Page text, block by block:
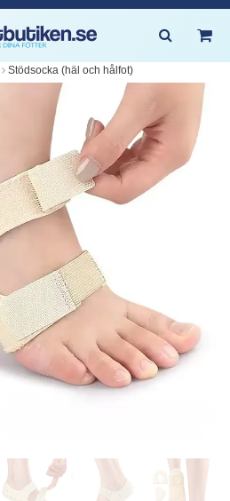
Stödsocka (häl och hålfot)